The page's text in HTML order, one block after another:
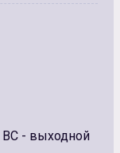
ВС - выходной